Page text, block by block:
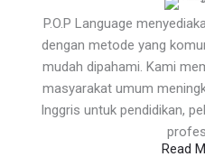
P.O.P Language
dengan metode yang
mudah dipahami. Kami
masyarakat umum
Inggris untuk pendidikan,
Read